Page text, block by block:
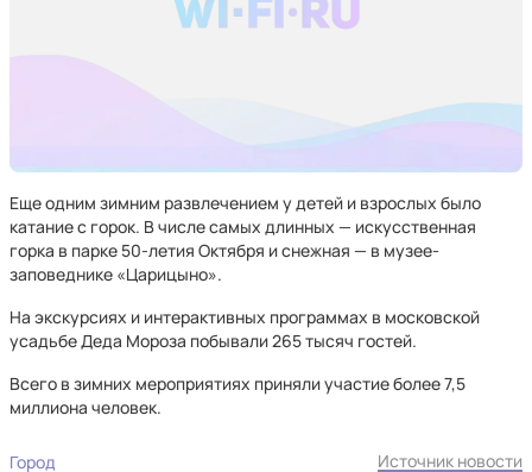
Еще одним зимним развлечением у детей и взрослых было
катание с горок. В числе самых длинных — искусственная
горка в парке 50-летия Октября и снежная — в музее-
заповеднике «Царицыно».
На экскурсиях и интерактивных программах в московской
усадьбе Деда Мороза побывали 265 тысяч гостей.
Всего в зимних мероприятиях приняли участие более 7,5
миллиона человек.
Город Источник новости